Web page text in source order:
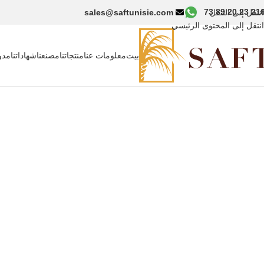
انتقل إلى التنقل
انتقل إلى المحتوى الرئيسي
sales@saftunisie.com
بيتمعلومات عنامنتجاتنامصنعناشهاداتنا